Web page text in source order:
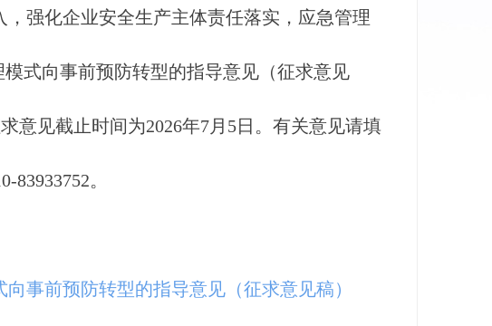
强化企业安全生产主体责任落实，应急管理
式向事前预防转型的指导意见（征求意见
意见截止时间为2026年7月5日。有关意见请填
。
事前预防转型的指导意见（征求意见稿）